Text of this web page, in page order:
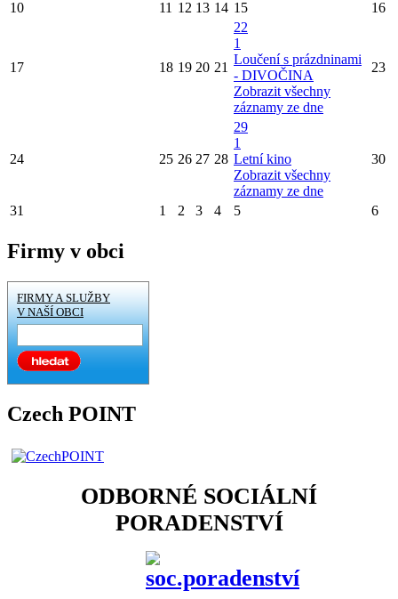
10 11 12 13 14 15 16
17 18 19 20 21
22
1
Loučení s prázdninami
- DIVOČINA
Zobrazit všechny
záznamy ze dne
23
24 25 26 27 28
29
1
Letní kino
Zobrazit všechny
záznamy ze dne
30
31 1 2 3 4 5 6
Firmy v obci
FIRMY A SLUŽBY
V NAŠÍ OBCI
Czech POINT
ODBORNÉ SOCIÁLNÍ
PORADENSTVÍ